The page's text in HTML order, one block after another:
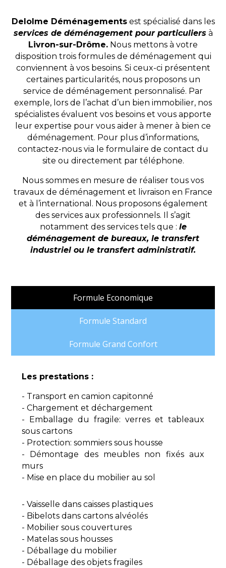
Delolme Déménagementsest spécialisé dans les
services de déménagement pour particuliers à
Livron-sur-Drôme. Nous mettons à votre
disposition trois formules de déménagement qui
conviennent à vos besoins. Si ceux-ci présentent
certaines particularités, nous proposons un
service de déménagement personnalisé. Par
exemple, lors de l’achat d’un bien immobilier, nos
spécialistes évaluent vos besoins et vous apporte
leur expertise pour vous aider à mener à bien ce
déménagement. Pour plus d’informations,
contactez-nous via le formulaire de contact du
site ou directement par téléphone.
Nous sommes en mesure de réaliser tous vos
travaux de déménagement et livraison en France
et à l’international. Nous proposons également
des services aux professionnels. Il s’agit
notamment des services tels que : le
déménagement de bureaux, le transfert
industriel ou le transfert administratif.
Formule Economique
Formule Standard
Formule Grand Confort
Les prestations :
- Transport en camion capitonné
- Chargement et déchargement
- Emballage du fragile: verres et tableaux
sous cartons
- Protection: sommiers sous housse
- Démontage des meubles non fixés aux
murs
- Mise en place du mobilier au sol
- Vaisselle dans caisses plastiques
- Bibelots dans cartons alvéolés
- Mobilier sous couvertures
- Matelas sous housses
- Déballage du mobilier
- Déballage des objets fragiles